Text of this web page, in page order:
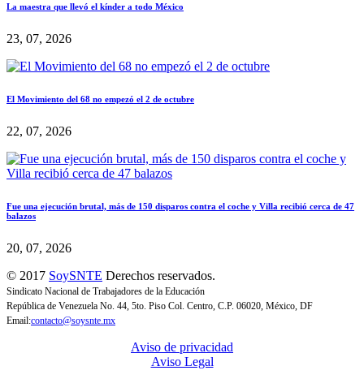
La maestra que llevó el kínder a todo México
23, 07, 2026
El Movimiento del 68 no empezó el 2 de octubre
22, 07, 2026
Fue una ejecución brutal, más de 150 disparos contra el coche y Villa recibió cerca de 47
balazos
20, 07, 2026
© 2017 SoySNTE Derechos reservados.
Sindicato Nacional de Trabajadores de la Educación
República de Venezuela No. 44, 5to. Piso Col. Centro, C.P. 06020, México, DF
Email:contacto@soysnte.mx
Aviso de privacidad
Aviso Legal